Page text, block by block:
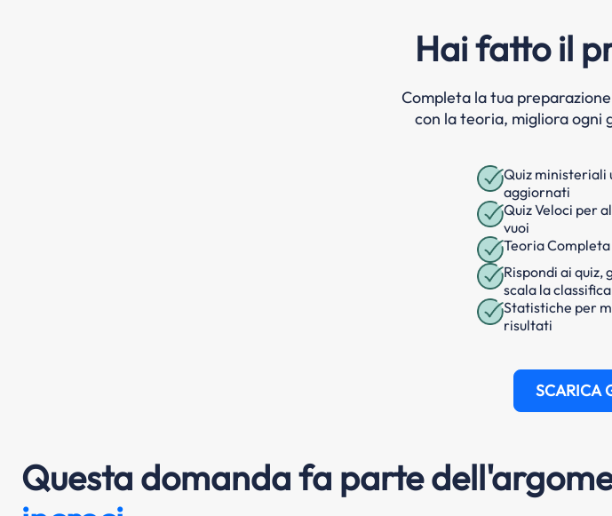
Hai fatto il
Completa la tua
con la teoria, migliora ogni
Quiz ministeriali
aggiornati
Quiz Veloci per
vuoi
Teoria Completa
Rispondi ai quiz,
scala la classifica
Statistiche per
risultati
SCARICA
Questa domanda fa parte